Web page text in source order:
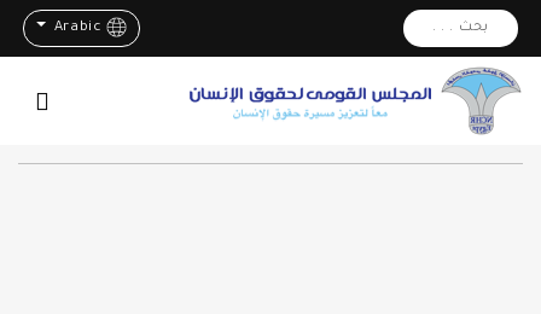
بحث . . . Arabic